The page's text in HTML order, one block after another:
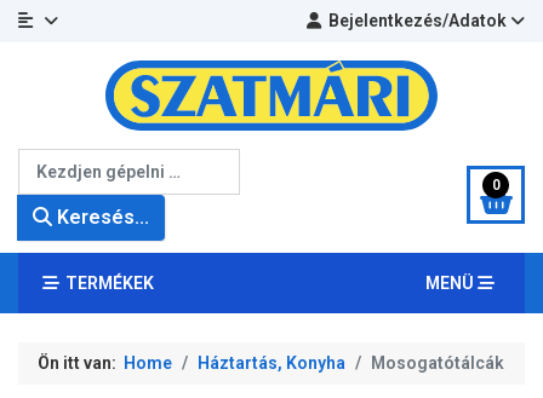
Bejelentkezés/Adatok
Keresés...
0
TERMÉKEK MENÜ
Ön itt van: Home Háztartás, Konyha Mosogatótálcák